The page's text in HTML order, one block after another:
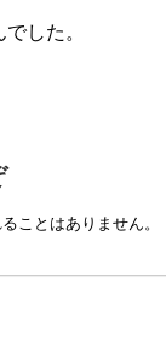
した。
ことはありません。